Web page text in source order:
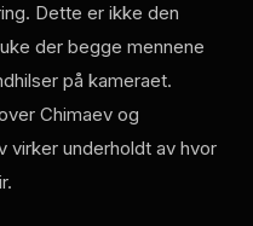
Dette er ikke den
der begge mennene
på kameraet.
Chimaev og
virker underholdt av hvor